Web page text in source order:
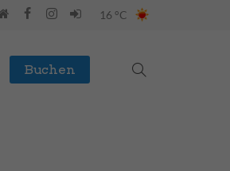
16 °C
Buchen